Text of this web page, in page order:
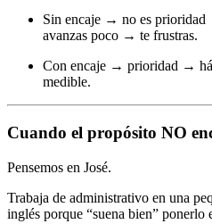
Sin encaje → no es
avanzas poco → te frustras.
Con encaje → prioridad →
medible.
Cuando el propósito NO
Pensemos en José.
Trabaja de administrativo en una
inglés porque “suena bien” ponerlo